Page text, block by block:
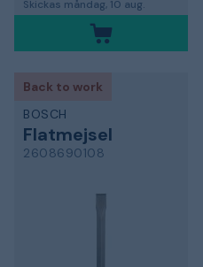
Skickas måndag, 10 aug.
Back to work
BOSCH
Flatmejsel
2608690108